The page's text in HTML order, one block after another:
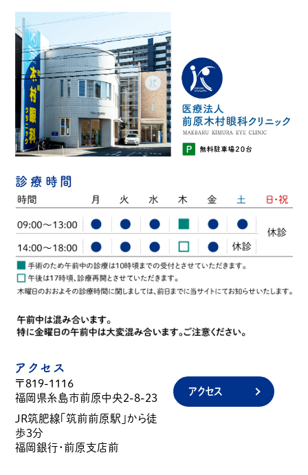
診療時間
アクセス
〒819-1116
福岡県糸島市前原中央2-8-23
JR筑肥線「筑前前原駅」から徒
歩3分
福岡銀行・前原支店前
アクセス